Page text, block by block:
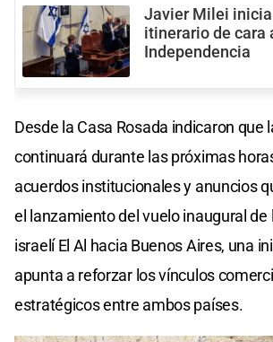
Javier Milei inicia
itinerario de cara
Independencia
Desde la Casa Rosada indicaron que
continuará durante las próximas
acuerdos institucionales y anuncios
el lanzamiento del vuelo inaugural de
israelí El Al hacia Buenos Aires, una
apunta a reforzar los vínculos
estratégicos entre ambos países.